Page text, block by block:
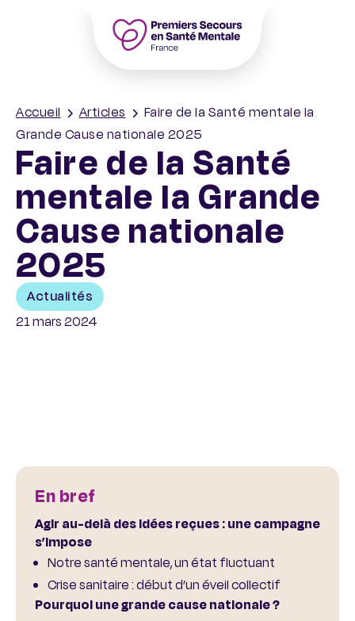
Accueil Articles
Faire de la Santé mentale la
Grande Cause nationale 2025
Faire de la Santé
mentale la Grande
Cause nationale
2025
Actualités
21 mars 2024
En bref
Agir au-delà des idées reçues : une campagne
s’impose
Notre santé mentale, un état fluctuant
Crise sanitaire : début d’un éveil collectif
Pourquoi une grande cause nationale ?